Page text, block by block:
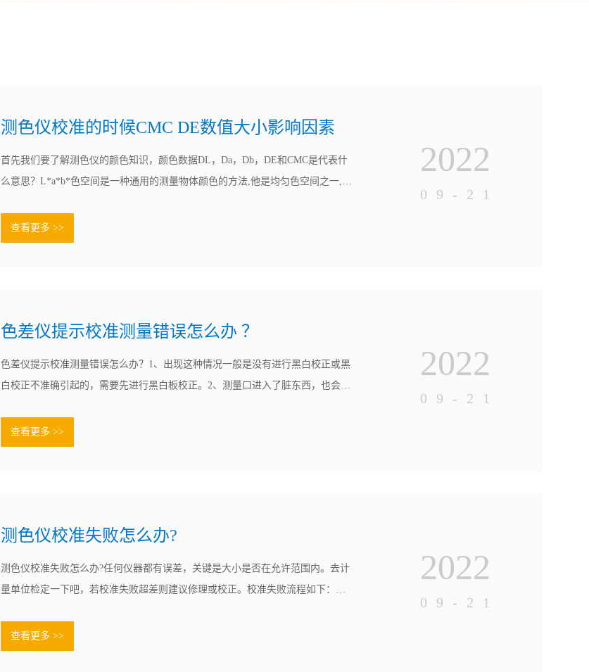
测色仪校准的时候CMC DE数值大小影响因素
首先我们要了解测色仪的颜色知识，颜色数据DL，Da，Db，DE和CMC是代表什
么意思？L*a*b*色空间是一种通用的测量物体颜色的方法,他是均匀色空间之一,由
方向,+b*为黄色方向,-b*为蓝色方向.ΔE.......
查看更多 >>
2022
09-21
色差仪提示校准测量错误怎么办 ？
色差仪提示校准测量错误怎么办？1、出现这种情况一般是没有进行黑白校正或黑
白校正不准确引起的，需要先进行黑白板校正。2、测量口进入了脏东西，也会造
差仪电池电源是5V），则更换新的干电池或使用直流电源。4、检查测量时仪器
及测试品是.......
查看更多 >>
2022
09-21
测色仪校准失败怎么办?
测色仪校准失败怎么办?任何仪器都有误差，关键是大小是否在允许范围内。去计
量单位检定一下吧，若校准失败超差则建议修理或校正。校准失败流程如下：走
品质量进行回顾，评估已受到的质量影响调整或维修后仍不能校准合格，可以读
数增加修正值使用，.......
查看更多 >>
2022
09-21